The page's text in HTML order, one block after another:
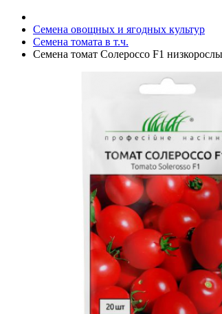
Семена овощных и ягодных культур
Семена томата в т.ч.
Семена томат Солероссо F1